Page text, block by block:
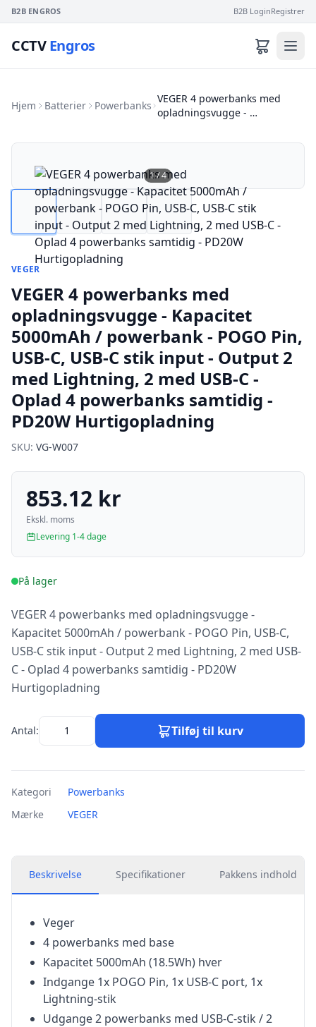
B2B ENGROS B2B LoginRegistrer
CCTVEngros
Hjem Batterier Powerbanks
VEGER 4 powerbanks med
opladningsvugge - …
1/4
VEGER
VEGER 4 powerbanks med
opladningsvugge - Kapacitet
5000mAh / powerbank - POGO Pin,
USB-C, USB-C stik input - Output 2
med Lightning, 2 med USB-C -
Oplad 4 powerbanks samtidig -
PD20W Hurtigopladning
SKU: VG-W007
853.12 kr
Ekskl. moms
Levering 1-4 dage
På lager
VEGER 4 powerbanks med opladningsvugge -
Kapacitet 5000mAh / powerbank - POGO Pin, USB-C,
USB-C stik input - Output 2 med Lightning, 2 med USB-
C - Oplad 4 powerbanks samtidig - PD20W
Hurtigopladning
Antal: Tilføj til kurv
Kategori
Powerbanks
Mærke
VEGER
Beskrivelse Specifikationer Pakkens indhold
Veger
4 powerbanks med base
Kapacitet 5000mAh (18.5Wh) hver
Indgange 1x POGO Pin, 1x USB-C port, 1x
Lightning-stik
Udgange 2 powerbanks med USB-C-stik / 2